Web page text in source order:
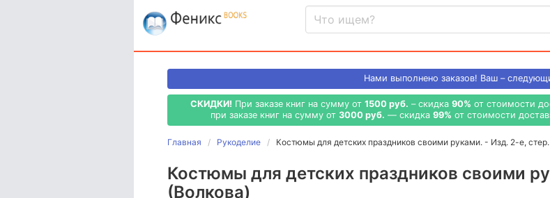
Нами выполнено заказов! Ваш –
СКИДКИ! При заказе книг на сумму от 1500 руб. – скидка 90% от стоимости
при заказе книг на сумму от 3000 руб. — скидка 99% от стоимости
Главная Рукоделие Костюмы для детских праздников своими руками. - Изд. 2-е, стер.
Костюмы для детских праздников своими
(Волкова)